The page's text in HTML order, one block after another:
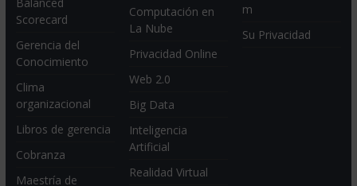
Scorecard
Gerencia del
Conocimiento
Clima
organizacional
Libros de gerencia
Cobranza
Maestría de
Computación en
La Nube
Privacidad Online
Web 2.0
Big Data
Inteligencia
Artificial
Realidad Virtual
m
Su Privacidad